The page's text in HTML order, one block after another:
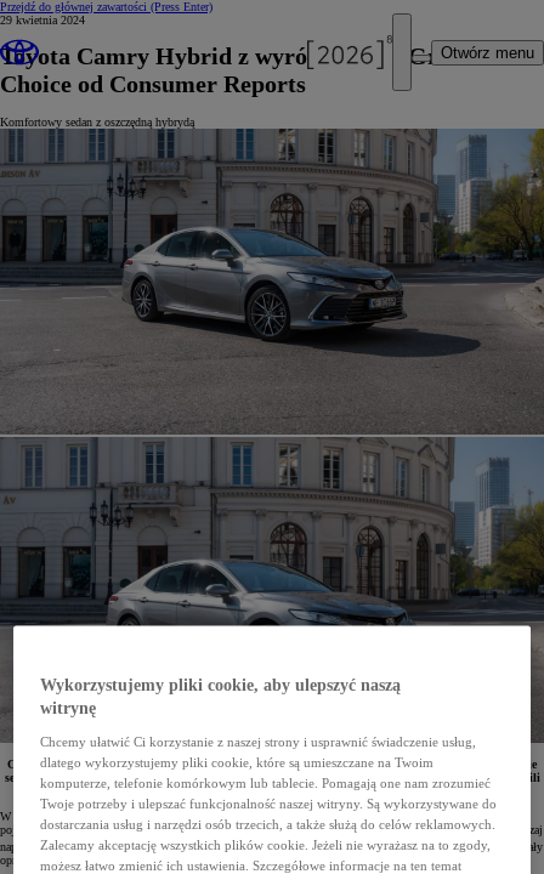
Przejdź do głównej zawartości (Press Enter)
Otwórz menu
29 kwietnia 2024
Toyota Camry Hybrid z wyróżnieniem Green
Choice od Consumer Reports
Komfortowy sedan z oszczędną hybrydą
Camry od lat jest najchętniej kupowaną limuzyną na świecie, która wyznacza standardy w segmencie
sedanów. Jest to także jeden z najbardziej oszczędnych i niskoemisyjnych samochodów, co potwierdzili
m.in. eksperci Consumer Reports, przyznając modelowi Toyoty wyróżnienie Green Choice.
W badaniu Green Choice eksperci niezależnej amerykańskiej organizacji Consumer Reports wyróżnili 20%
pojazdów o najniższym poziomie emisji CO oraz szkodliwych substancji. Oceniając auta, uwzględniali rodzaj
napędu (spalinowy, hybrydowy i elektryczny) oraz typ nadwozia (auta osobowe, SUV-y i vany). Wyniki zostały
opracowane we współpracy z programem SmartWay amerykańskiej Agencji Ochrony Środowiska (EPA).
Wykorzystujemy pliki cookie, aby ulepszyć naszą
witrynę
Chcemy ułatwić Ci korzystanie z naszej strony i usprawnić świadczenie usług,
dlatego wykorzystujemy pliki cookie, które są umieszczane na Twoim
komputerze, telefonie komórkowym lub tablecie. Pomagają one nam zrozumieć
Twoje potrzeby i ulepszać funkcjonalność naszej witryny. Są wykorzystywane do
dostarczania usług i narzędzi osób trzecich, a także służą do celów reklamowych.
Zalecamy akceptację wszystkich plików cookie. Jeżeli nie wyrażasz na to zgody,
możesz łatwo zmienić ich ustawienia. Szczegółowe informacje na ten temat